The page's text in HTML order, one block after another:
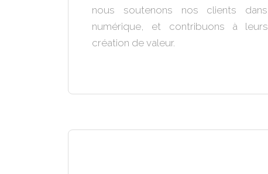
nous soutenons nos clients
numérique, et contribuons à
création de valeur.